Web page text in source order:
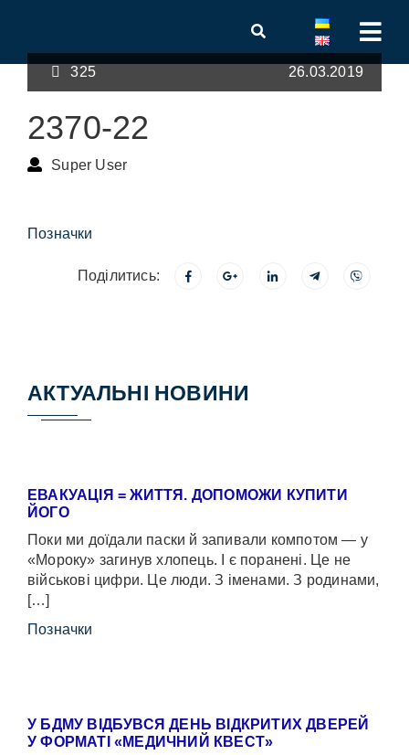
325 26.03.2019
2370-22
Super User
Позначки
Поділитись:
АКТУАЛЬНІ НОВИНИ
ЕВАКУАЦІЯ = ЖИТТЯ. ДОПОМОЖИ КУПИТИ
ЙОГО
Поки ми доїдали паски й запивали компотом — у
«Мороку» загинув хлопець. І є поранені. Це не
військові цифри. Це люди. З іменами. З родинами,
[…]
Позначки
У БДМУ ВІДБУВСЯ ДЕНЬ ВІДКРИТИХ ДВЕРЕЙ
У ФОРМАТІ «МЕДИЧНИЙ КВЕСТ»